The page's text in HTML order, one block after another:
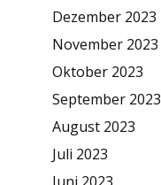
Dezember 2023
November 2023
Oktober 2023
September 2023
August 2023
Juli 2023